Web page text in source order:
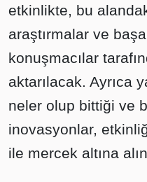
etkinlikte, bu
araştırmalar ve
konuşmacılar
aktarılacak. Ayrıca
neler olup bittiği ve
inovasyonlar,
ile mercek altına